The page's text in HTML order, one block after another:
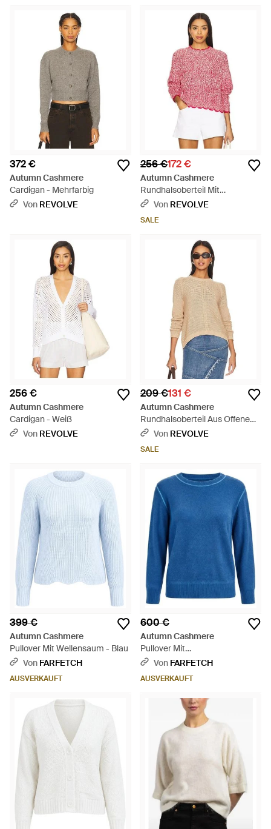
372 €
Autumn Cashmere
Cardigan - Mehrfarbig
Von REVOLVE
256 €172 €
Autumn Cashmere
Rundhalsoberteil Mit
Leitermuster Und
Von REVOLVE
SALE
256 €
Autumn Cashmere
Cardigan - Weiß
Von REVOLVE
209 €131 €
Autumn Cashmere
Rundhalsoberteil Aus Offenem
Strick - Blau
Von REVOLVE
SALE
399 €
Autumn Cashmere
Pullover Mit Wellensaum - Blau
Von FARFETCH
AUSVERKAUFT
600 €
Autumn Cashmere
Pullover Mit
Rundhalsausschnitt - Blau
Von FARFETCH
AUSVERKAUFT